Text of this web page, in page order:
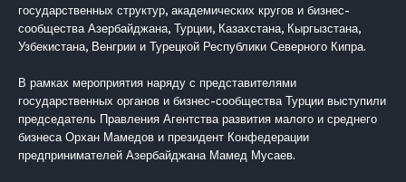
государственных структур, академических кругов и бизнес-
сообщества Азербайджана, Турции, Казахстана, Кыргызстана,
Узбекистана, Венгрии и Турецкой Республики Северного Кипра.
В рамках мероприятия наряду с представителями
государственных органов и бизнес-сообщества Турции выступили
председатель Правления Агентства развития малого и среднего
бизнеса Орхан Мамедов и президент Конфедерации
предпринимателей Азербайджана Мамед Мусаев.